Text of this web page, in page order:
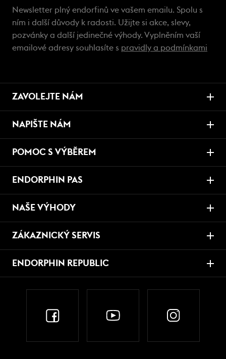
Newsletter plný endorfinů ve vašem emailu. Spolu s
ním i další důvody k radosti. Užijte si akce, slevy,
pozvánky a další jedinečné výhody. Vyplněním vaší
emailové adresy souhlasíte s pravidly a podmínkami
ZAVOLEJTE NÁM
NAPIŠTE NÁM
POMOC S VÝBĚREM
ENDORPHIN PAS
NAŠE VÝHODY
ZÁKAZNICKÝ SERVIS
ENDORPHIN REPUBLIC